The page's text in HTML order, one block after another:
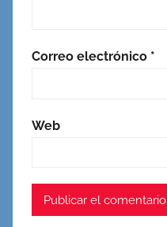
Correo electrónico *
Web